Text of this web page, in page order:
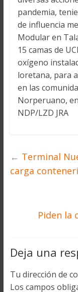
pandemia,
de influencia
Modular en
15 camas de
oxígeno
loretana, para
en las
Norperuano,
NDP/LZD JRA
← Terminal
carga
Piden la
Deja una
Tu dirección de
Los campos